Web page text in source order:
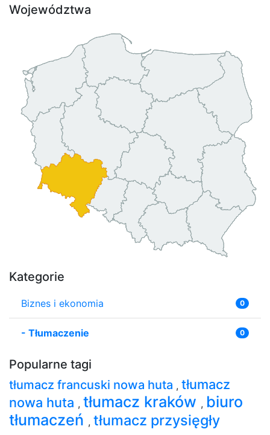
Województwa
Kategorie
Biznes i ekonomia 0
- Tłumaczenie 0
Popularne tagi
tłumacz francuski nowa huta , tłumacz
nowa huta , tłumacz kraków , biuro
tłumaczeń , tłumacz przysięgły